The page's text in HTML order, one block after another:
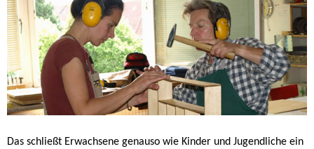
Das schließt Erwachsene genauso wie Kinder und Jugendliche ein